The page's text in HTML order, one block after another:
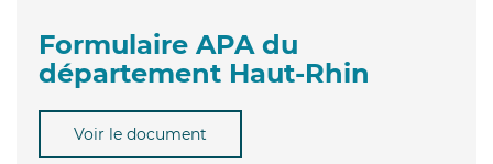
Formulaire APA du
département Haut-Rhin
Voir le document